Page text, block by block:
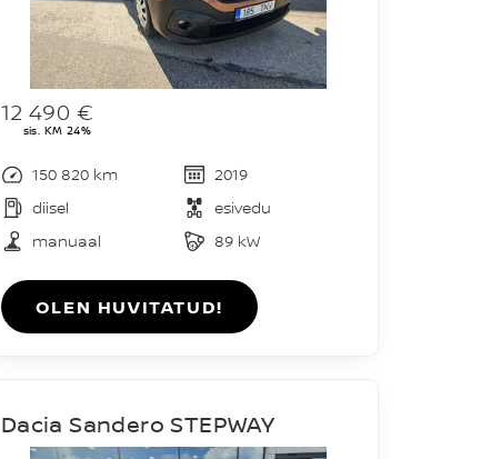
12 490 €
sis. KM 24%
150 820 km
2019
diisel
esivedu
manuaal
89 kW
OLEN HUVITATUD!
Dacia Sandero STEPWAY